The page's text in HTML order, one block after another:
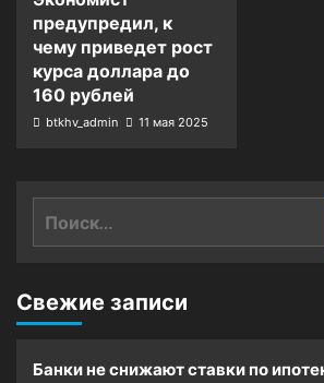
предупредил, к
чему приведет рост
курса доллара до
160 рублей
btkhv_admin 11 мая 2025
Свежие записи
Банки не снижают ставки по